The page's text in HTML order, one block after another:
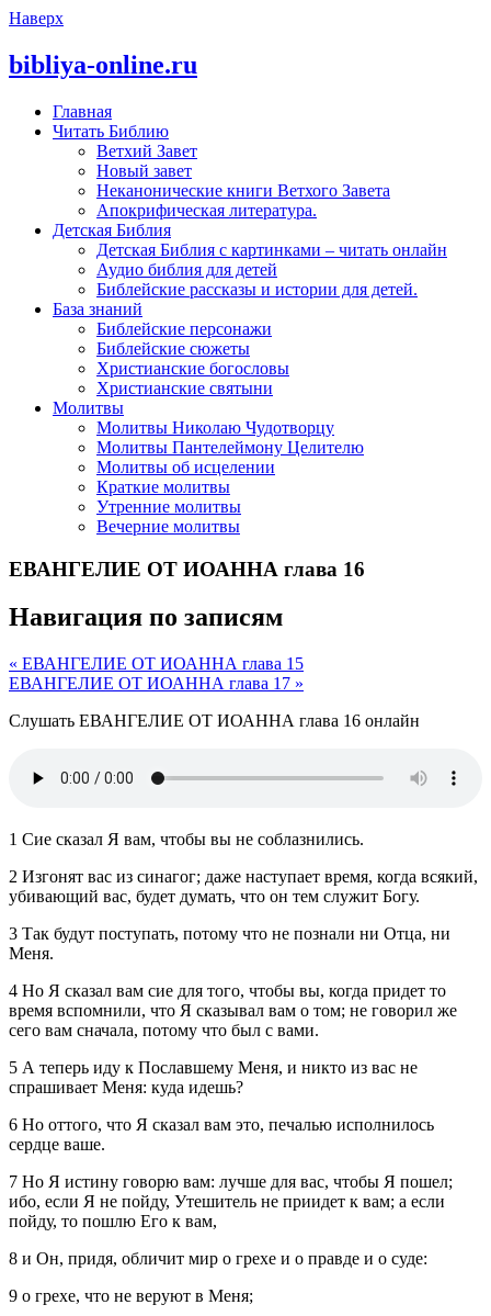
Наверх
bibliya-online.ru
Главная
Читать Библию
Ветхий Завет
Новый завет
Неканонические книги Ветхого Завета
Апокрифическая литература.
Детская Библия
Детская Библия с картинками – читать онлайн
Аудио библия для детей
Библейские рассказы и истории для детей.
База знаний
Библейские персонажи
Библейские сюжеты
Христианские богословы
Христианские святыни
Молитвы
Молитвы Николаю Чудотворцу
Молитвы Пантелеймону Целителю
Молитвы об исцелении
Краткие молитвы
Утренние молитвы
Вечерние молитвы
ЕВАНГЕЛИЕ ОТ ИОАННА глава 16
Навигация по записям
« ЕВАНГЕЛИЕ ОТ ИОАННА глава 15
ЕВАНГЕЛИЕ ОТ ИОАННА глава 17 »
Слушать ЕВАНГЕЛИЕ ОТ ИОАННА глава 16 онлайн
1 Сие сказал Я вам, чтобы вы не соблазнились.
2 Изгонят вас из синагог; даже наступает время, когда всякий,
убивающий вас, будет думать, что он тем служит Богу.
3 Так будут поступать, потому что не познали ни Отца, ни
Меня.
4 Но Я сказал вам сие для того, чтобы вы, когда придет то
время вспомнили, что Я сказывал вам о том; не говорил же
сего вам сначала, потому что был с вами.
5 А теперь иду к Пославшему Меня, и никто из вас не
спрашивает Меня: куда идешь?
6 Но оттого, что Я сказал вам это, печалью исполнилось
сердце ваше.
7 Но Я истину говорю вам: лучше для вас, чтобы Я пошел;
ибо, если Я не пойду, Утешитель не приидет к вам; а если
пойду, то пошлю Его к вам,
8 и Он, придя, обличит мир о грехе и о правде и о суде:
9 о грехе, что не веруют в Меня;